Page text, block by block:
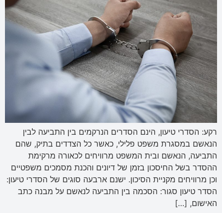
רקע: הסדרי טיעון, הינם הסדרים הנרקמים בין התביעה לבין
הנאשם במסגרת משפט פלילי, כאשר כל הצדדים בתיק, שהם
התביעה, הנאשם ובית המשפט מרוויחים לכאורה מרקימת
ההסדר בשל החיסכון בזמן של דיונים והכנת מסמכים משפטיים
וכן מרוויחים מקניית הסיכון. ישנם ארבעה סוגים של הסדרי טיעון:
הסדר טיעון סגור: הסכמה בין התביעה לנאשם על מבנה כתב
האישום, […]